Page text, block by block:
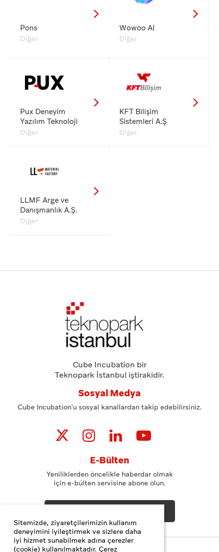
Sitemizde, ziyaretçilerimizin kullanım
deneyimini iyileştirmek ve sizlere daha
iyi hizmet sunabilmek adına çerezler
(cookie) kullanılmaktadır. Çerez
Pons
Diğer
Wowoo AI
Diğer
Pux Deneyim
Yazılım Teknoloji
Diğer
KFT Bilişim
Sistemleri A.Ş
Diğer
LLMF Arge ve
Danışmanlık A.Ş.
Diğer
Cube Incubation bir
Teknopark İstanbul iştirakidir.
Sosyal Medya
Cube Incubation'u sosyal kanallardan takip edebilirsiniz.
E-Bülten
Yeniliklerden öncelikle haberdar olmak
için e-bülten servisine abone olun.